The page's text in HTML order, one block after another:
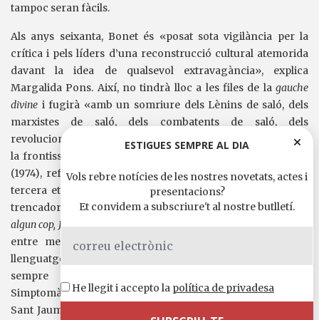
tampoc seran fàcils.
Als anys seixanta, Bonet és «posat sota vigilància per la
crítica i pels líders d’una reconstrucció cultural atemorida
davant la idea de qualsevol extravagància», explica
Margalida Pons. Així, no tindrà lloc a les files de la gauche
divine i fugirà «amb un somriure dels Lènins de saló, dels
marxistes de saló, dels combatents de saló, dels
revolucionaris de saló» (una descripció deliciosa). Passada
la frontissa que suposa
(1974), referent de la seva poesia social i que porta a una
tercera etapa de poesia ètica, política, social i formalment
trencadora. Dins d’aquesta tercera etapa s’inscriuHas vist,
algun cop, Jordi Bonet, ca n’Amat a l’ombra(1976, una amalgama
entre metafísica i popular feta de diversos nivells de
llenguatge) i
sempre passa desapercebut», reivindica Dols.
Simptomàticament, els primers versos —el poema «Plaça de
Sant Jaume»— que engeguen
ESTIGUES SEMPRE AL DIA
Vols rebre notícies de les nostres novetats, actes i
presentacions?
Et convidem a subscriure't al nostre butlletí.
He llegit i accepto la política de privadesa